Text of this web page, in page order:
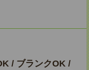
/ ブランクOK /